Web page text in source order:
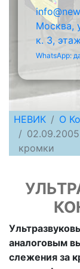
Москва,
к. 3,
WhatsApp:
НЕВИК О
кромки
аналоговым
слежения за